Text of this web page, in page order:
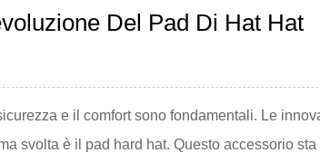
Del Pad Di Hat Hat
e il comfort sono fondamentali. Le
svolta è il pad hard hat. Questo accessorio